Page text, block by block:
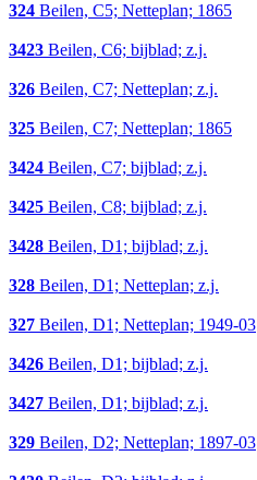
324 Beilen, C5; Netteplan; 1865
3423 Beilen, C6; bijblad; z.j.
326 Beilen, C7; Netteplan; z.j.
325 Beilen, C7; Netteplan; 1865
3424 Beilen, C7; bijblad; z.j.
3425 Beilen, C8; bijblad; z.j.
3428 Beilen, D1; bijblad; z.j.
328 Beilen, D1; Netteplan; z.j.
327 Beilen, D1; Netteplan; 1949-03
3426 Beilen, D1; bijblad; z.j.
3427 Beilen, D1; bijblad; z.j.
329 Beilen, D2; Netteplan; 1897-03